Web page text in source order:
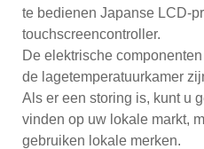
te bedienen Japanse LCD-
touchscreencontroller.
De elektrische
de lagetemperatuurkamer
Als er een storing is, kunt u
vinden op uw lokale markt,
gebruiken lokale merken.